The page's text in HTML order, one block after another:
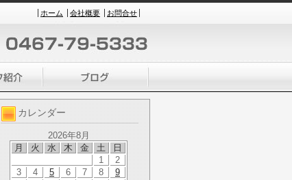
ホーム 会社概要 お問合せ
カレンダー
2026年8月
月
火 水 木 金 土 日
1
2
3
4 5 6 7 8
9